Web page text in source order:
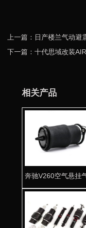
上一篇：日产楼兰气动
下一篇：十代思域改装
相关产品